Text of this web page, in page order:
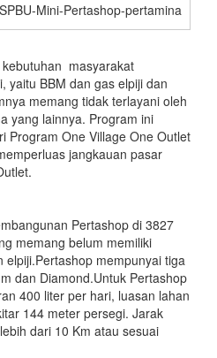
Mini-Pertashop-pertamina
masyarakat
yaitu BBM dan gas elpiji dan
memang tidak terlayani oleh
yang lainnya. Program ini
Program One Village One Outlet
jangkauan pasar
Pertashop di 3827
memang belum memiliki
elpiji.Pertashop mempunyai tiga
dan Diamond.Untuk Pertashop
400 liter per hari, luasan lahan
144 meter persegi. Jarak
dari 10 Km atau sesuai